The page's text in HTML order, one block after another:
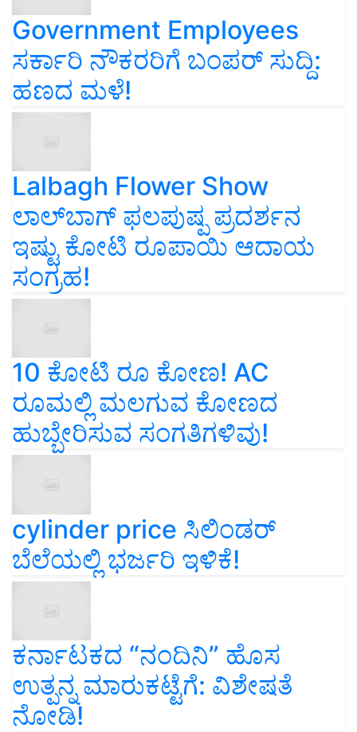
Government Employees
ಸರ್ಕಾರಿ ನೌಕರರಿಗೆ ಬಂಪರ್‌ ಸುದ್ದಿ:
ಹಣದ ಮಳೆ!
Lalbagh Flower Show
ಲಾಲ್‌ಬಾಗ್ ಫಲಪುಷ್ಪ ಪ್ರದರ್ಶನ
ಇಷ್ಟು ಕೋಟಿ ರೂಪಾಯಿ ಆದಾಯ
ಸಂಗ್ರಹ!
10 ಕೋಟಿ ರೂ ಕೋಣ! AC
ರೂಮಲ್ಲಿ ಮಲಗುವ ಕೋಣದ
ಹುಬ್ಬೇರಿಸುವ ಸಂಗತಿಗಳಿವು!
cylinder price ಸಿಲಿಂಡರ್‌
ಬೆಲೆಯಲ್ಲಿ ಭರ್ಜರಿ ಇಳಿಕೆ!
ಕರ್ನಾಟಕದ “ನಂದಿನಿ” ಹೊಸ
ಉತ್ಪನ್ನ ಮಾರುಕಟ್ಟೆಗೆ: ವಿಶೇಷತೆ
ನೋಡಿ!